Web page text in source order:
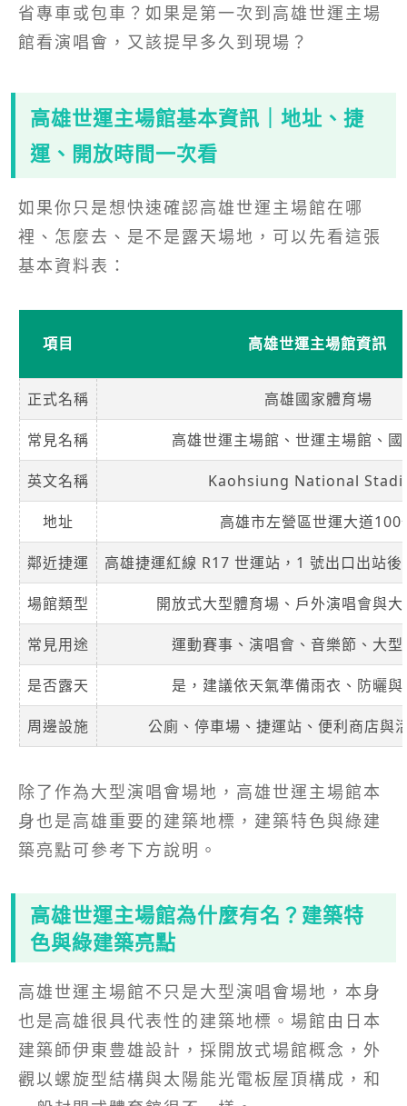
省專車或包車？如果是第一次到高雄世運主場
館看演唱會，又該提早多久到現場？
高雄世運主場館基本資訊｜地址、捷
運、開放時間一次看
如果你只是想快速確認高雄世運主場館在哪
裡、怎麼去、是不是露天場地，可以先看這張
基本資料表：
項目 高雄世運主場館資訊
正式名稱 高雄國家體育場
常見名稱 高雄世運主場館、世運主場館、
英文名稱 Kaohsiung National
地址 高雄市左營區世運大道100
鄰近捷運 高雄捷運紅線 R17 世運站，1 號出口出站
場館類型 開放式大型體育場、戶外演唱會與
常見用途 運動賽事、演唱會、音樂節、大
是否露天 是，建議依天氣準備雨衣、防曬
周邊設施 公廁、停車場、捷運站、便利商店與
除了作為大型演唱會場地，高雄世運主場館本
身也是高雄重要的建築地標，建築特色與綠建
築亮點可參考下方說明。
高雄世運主場館為什麼有名？建築特
色與綠建築亮點
高雄世運主場館不只是大型演唱會場地，本身
也是高雄很具代表性的建築地標。場館由日本
建築師伊東豊雄設計，採開放式場館概念，外
觀以螺旋型結構與太陽能光電板屋頂構成，和